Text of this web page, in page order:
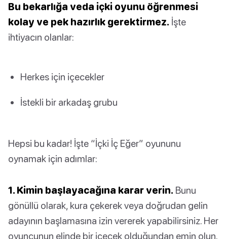
Bu bekarlığa veda içki oyunu öğrenmesi
kolay ve pek hazırlık gerektirmez. İşte
ihtiyacın olanlar:
Herkes için içecekler
İstekli bir arkadaş grubu
Hepsi bu kadar! İşte “İçki İç Eğer” oyununu
oynamak için adımlar:
1. Kimin başlayacağına karar verin. Bunu
gönüllü olarak, kura çekerek veya doğrudan gelin
adayının başlamasına izin vererek yapabilirsiniz. Her
oyuncunun elinde bir içecek olduğundan emin olun.